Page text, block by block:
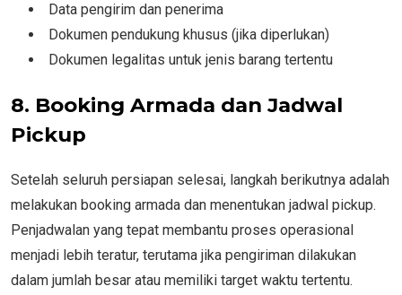
Data pengirim dan penerima
Dokumen pendukung khusus (jika diperlukan)
Dokumen legalitas untuk jenis barang tertentu
8. Booking Armada dan Jadwal
Pickup
Setelah seluruh persiapan selesai, langkah berikutnya adalah
melakukan booking armada dan menentukan jadwal pickup.
Penjadwalan yang tepat membantu proses operasional
menjadi lebih teratur, terutama jika pengiriman dilakukan
dalam jumlah besar atau memiliki target waktu tertentu.